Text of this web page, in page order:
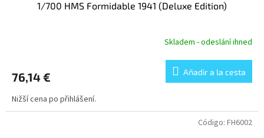
1/700 HMS Formidable 1941 (Deluxe Edition)
Skladem - odeslání ihned
76,14 € Añadir a la cesta
Nižší cena po přihlášení.
Código: FH6002